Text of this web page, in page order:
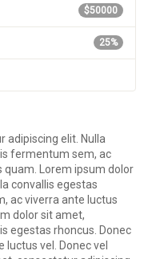
$50000
25%
adipiscing elit. Nulla
fermentum sem, ac
quam. Lorem ipsum dolor
convallis egestas
ac viverra ante luctus
dolor sit amet,
egestas rhoncus. Donec
vel. Donec vel